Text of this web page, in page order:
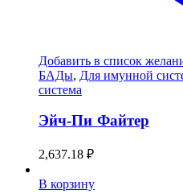
Добавить в список
БАДы, Для имунной
система
Эйч-Пи Файтер
2,637.18 ₽
В корзину